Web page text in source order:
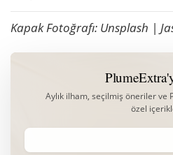
Kapak Fotoğrafı: Unsplash |
Aylık ilham, seçilmiş öneriler
özel